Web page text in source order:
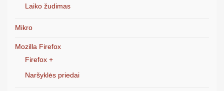
Laiko žudimas
Mikro
Mozilla Firefox
Firefox +
Naršyklės priedai